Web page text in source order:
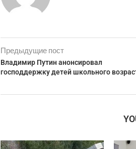
Предыдущие пост
Владимир Путин анонсировал
господдержку детей школьного